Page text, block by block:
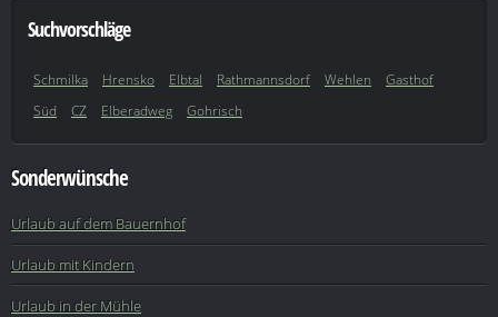
Suchvorschläge
Schmilka Hrensko Elbtal Rathmannsdorf Wehlen
Gasthof
Süd
CZ Elberadweg Gohrisch
Sonderwünsche
Urlaub auf dem Bauernhof
Urlaub mit Kindern
Urlaub in der Mühle